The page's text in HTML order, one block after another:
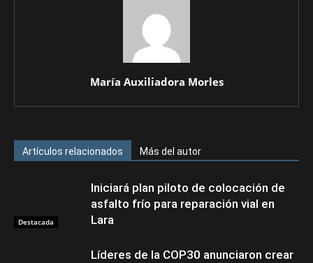
María Auxiliadora Morles
Artículos relacionados Más del autor
Destacada
Iniciará plan piloto de colocación de
asfalto frío para reparación vial en
Lara
Líderes de la COP30 anunciaron crear